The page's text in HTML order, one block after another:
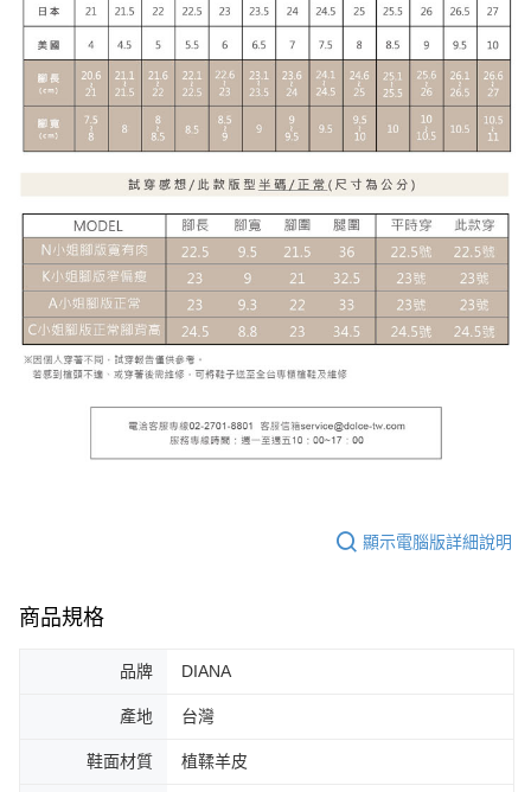
顯示電腦版詳細說明
商品規格
品牌 DIANA
產地 台灣
鞋面材質 植鞣羊皮